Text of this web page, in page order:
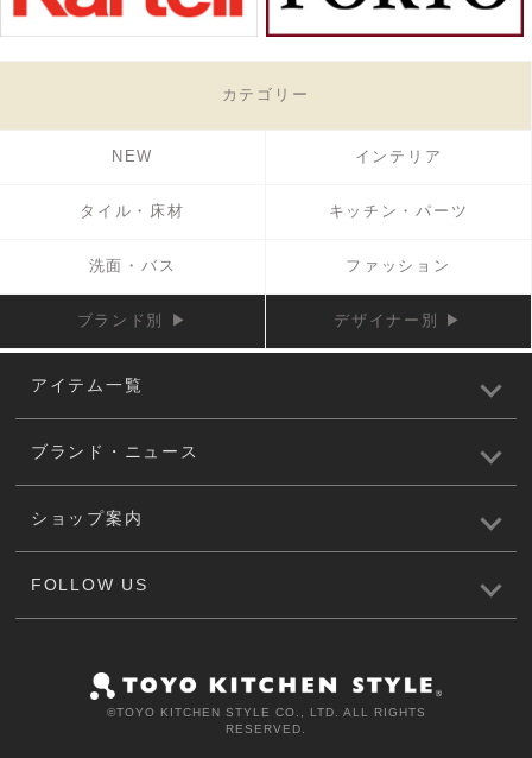
カテゴリー
NEW インテリア
タイル・床材 キッチン・パーツ
洗面・バス ファッション
ブランド別 ▶ デザイナー別 ▶
アイテム一覧
ブランド・ニュース
ショップ案内
FOLLOW US
©️TOYO KITCHEN STYLE CO., LTD. ALL RIGHTS
RESERVED.